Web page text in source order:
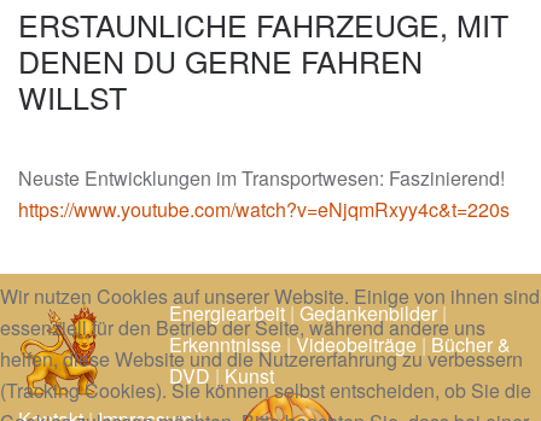
ERSTAUNLICHE FAHRZEUGE, MIT
DENEN DU GERNE FAHREN
WILLST
Neuste Entwicklungen im Transportwesen: Faszinierend!
https://www.youtube.com/watch?v=eNjqmRxyy4c&t=220s
Energiearbeit|Gedankenbilder|
Erkenntnisse|Videobeiträge|Bücher &
DVD|Kunst
Wir nutzen Cookies auf unserer Website. Einige von ihnen sind
essenziell für den Betrieb der Seite, während andere uns
helfen, diese Website und die Nutzererfahrung zu verbessern
(Tracking Cookies). Sie können selbst entscheiden, ob Sie die